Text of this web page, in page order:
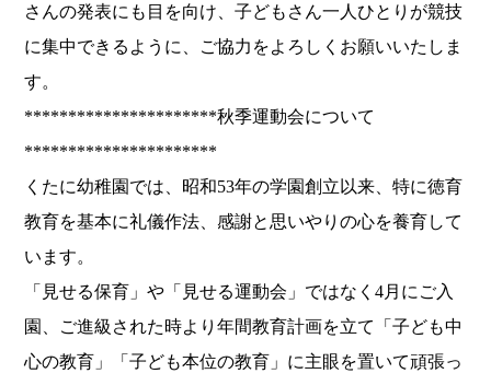
さんの発表にも目を向け、子どもさん一人ひとりが競技
に集中できるように、 ご協力をよろしくお願いいたしま
す。
**********************秋季運動会について
**********************
くたに幼稚園では、昭和53年の学園創立以来、特に徳育
教育を基本に礼儀作法、感謝と思いやりの心を養育して
います。
「見せる保育」や「見せる運動会」ではなく4月にご入
園、 ご進級された時より年間教育計画を立て「子ども中
心の教育」「子ども本位の教育」に主眼を置いて頑張っ